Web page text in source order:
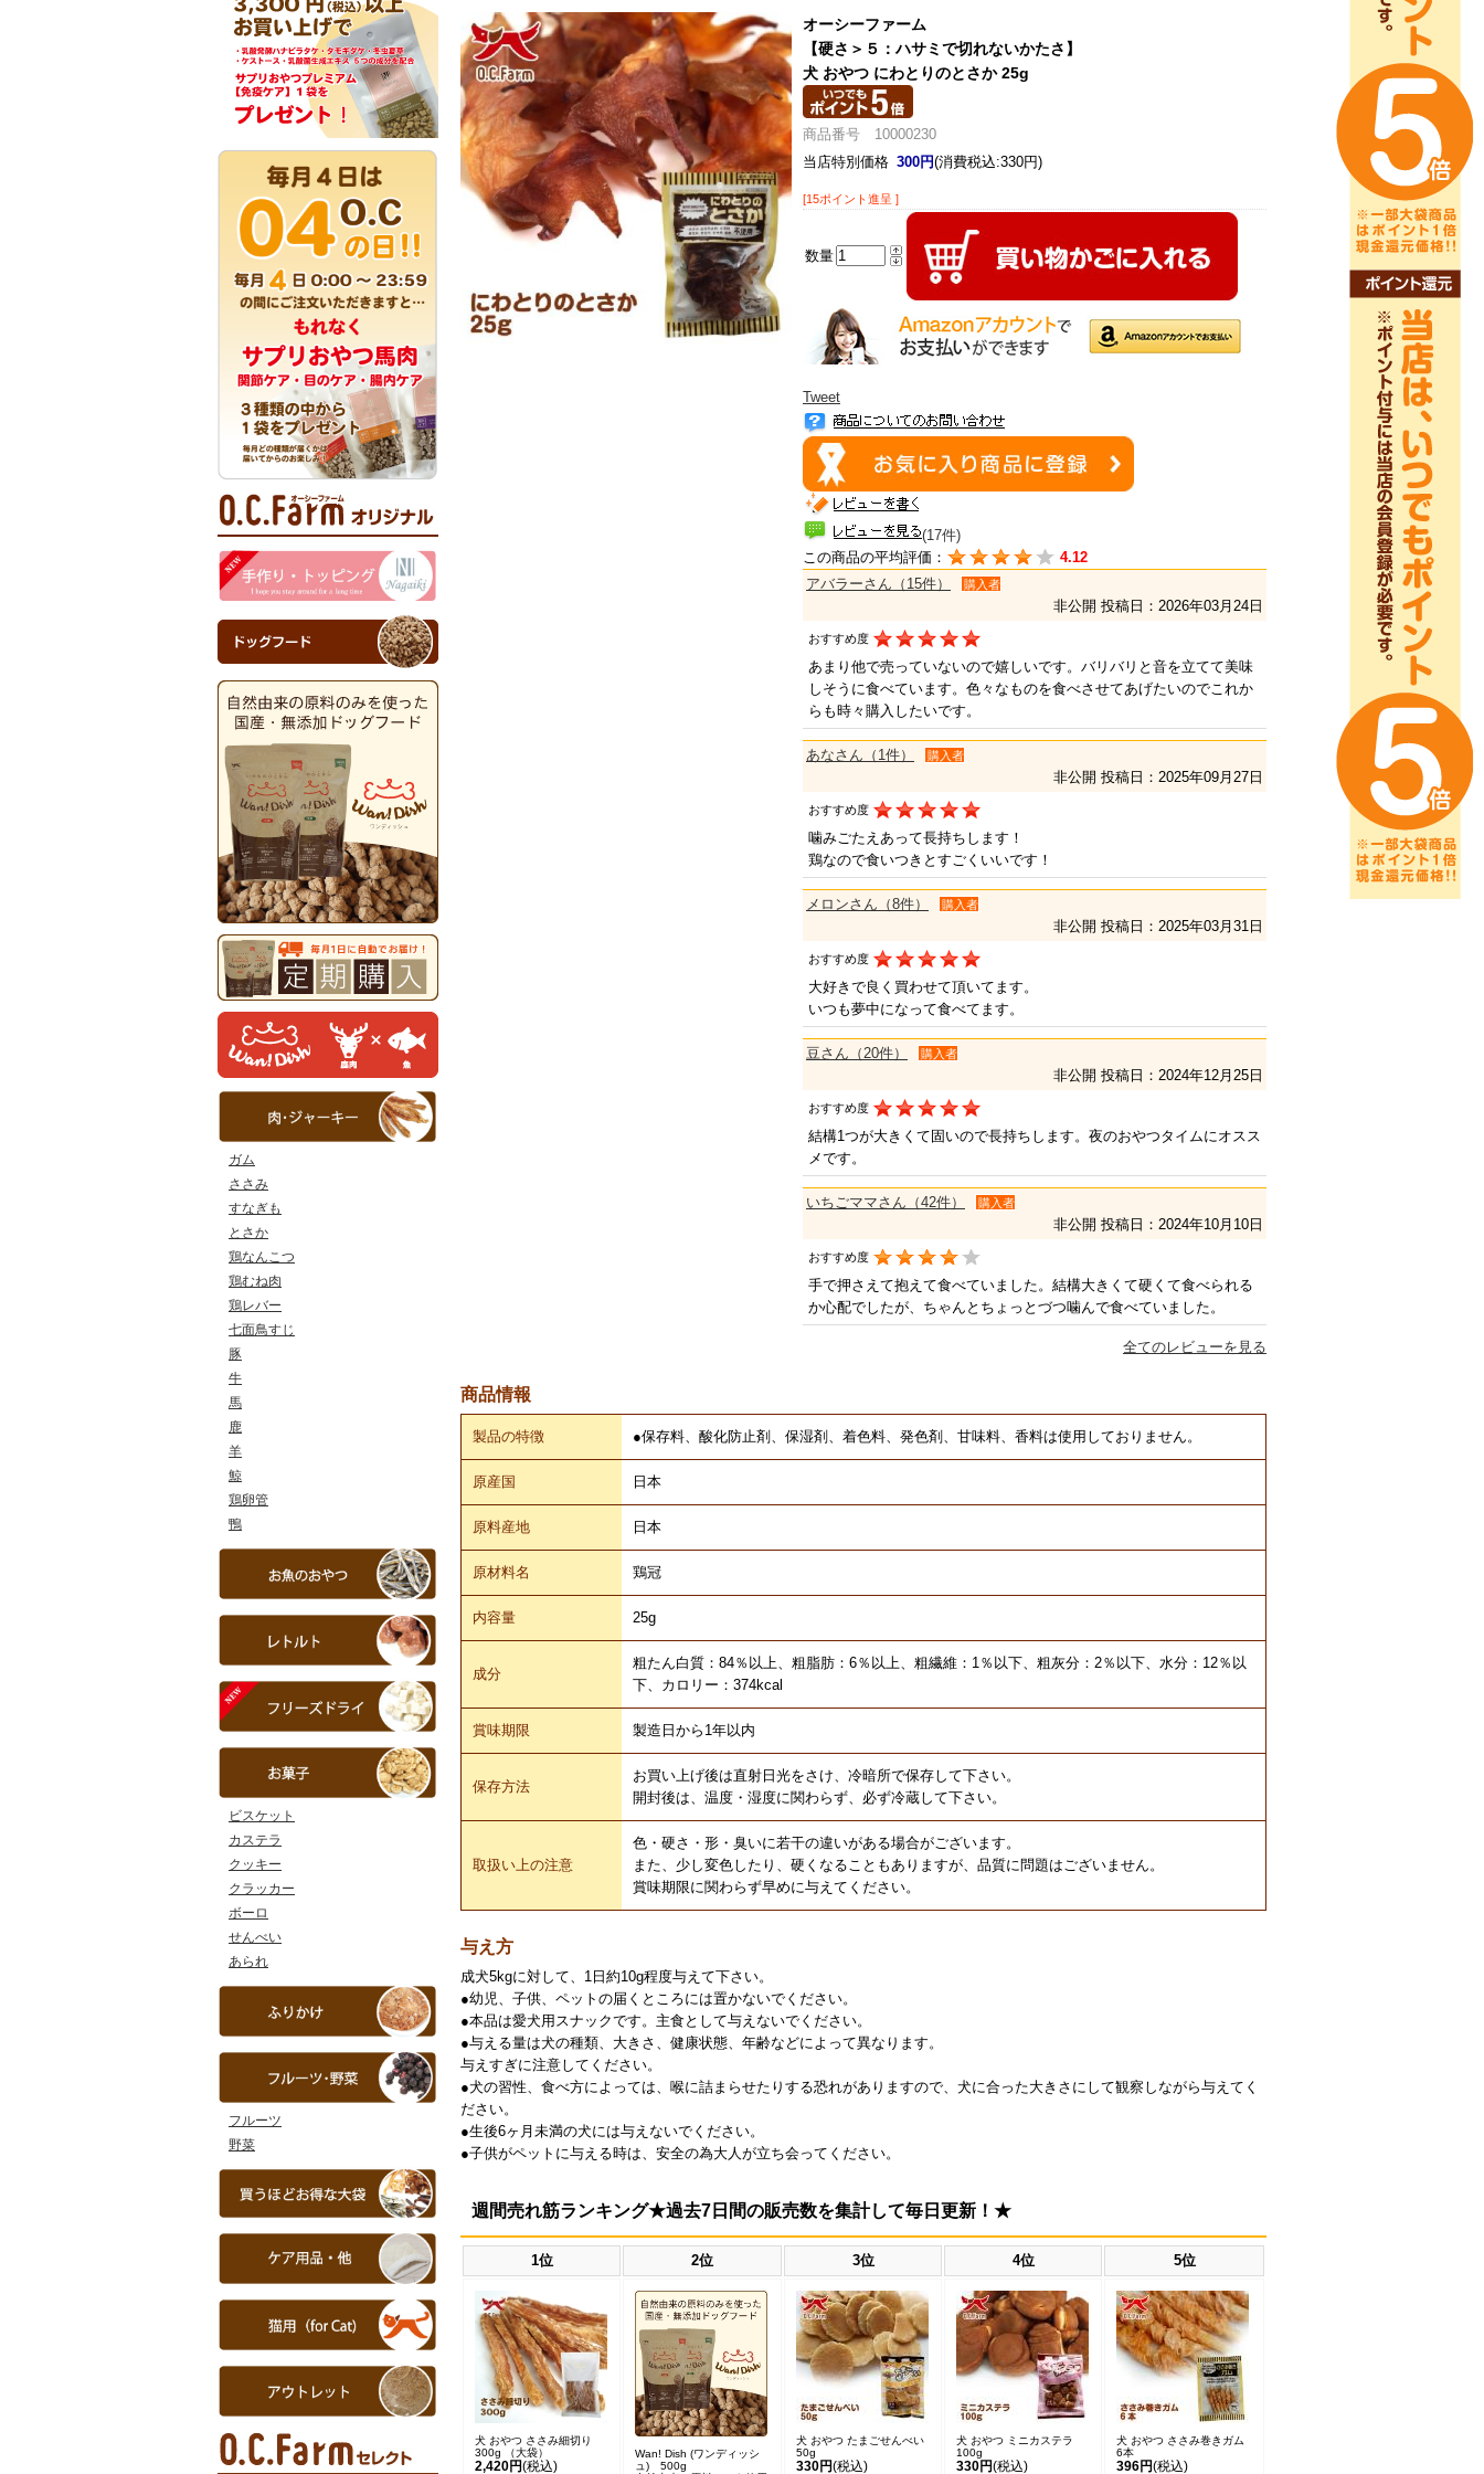
ガム
ささみ
すなぎも
とさか
鶏なんこつ
鶏むね肉
鶏レバー
七面鳥すじ
豚
牛
馬
鹿
羊
鯨
鶏卵管
鴨
ビスケット
カステラ
クッキー
クラッカー
ボーロ
せんべい
あられ
フルーツ
野菜
オーシーファーム
【硬さ＞５：ハサミで切れないかたさ】
犬 おやつ にわとりのとさか 25g
商品番号 10000230
当店特別価格 300円(消費税込:330円)
[15ポイント進呈 ]
数量
Tweet
(17件)
この商品の平均評価：
4.12
アバラーさん（15件）
購入者
非公開 投稿日：2026年03月24日
おすすめ度
あまり他で売っていないので嬉しいです。バリバリと音を立てて美味
しそうに食べています。色々なものを食べさせてあげたいのでこれか
らも時々購入したいです。
あなさん（1件） 購入者
非公開 投稿日：2025年09月27日
おすすめ度
噛みごたえあって長持ちします！
鶏なので食いつきとすごくいいです！
メロンさん（8件） 購入者
非公開 投稿日：2025年03月31日
おすすめ度
大好きで良く買わせて頂いてます。
いつも夢中になって食べてます。
豆さん（20件） 購入者
非公開 投稿日：2024年12月25日
おすすめ度
結構1つが大きくて固いので長持ちします。夜のおやつタイムにオスス
メです。
いちごママさん（42件） 購入者
非公開 投稿日：2024年10月10日
おすすめ度
手で押さえて抱えて食べていました。結構大きくて硬くて食べられる
か心配でしたが、ちゃんとちょっとづつ噛んで食べていました。
全てのレビューを見る
商品情報
製品の特徴 ●保存料、酸化防止剤、保湿剤、着色料、発色剤、甘味料、香料は使用しておりません。
原産国 日本
原料産地 日本
原材料名 鶏冠
内容量 25g
成分
粗たん白質：84％以上、粗脂肪：6％以上、粗繊維：1％以下、粗灰分：2％以下、水分：12％以
下、カロリー：374kcal
賞味期限 製造日から1年以内
保存方法
お買い上げ後は直射日光をさけ、冷暗所で保存して下さい。
開封後は、温度・湿度に関わらず、必ず冷蔵して下さい。
取扱い上の注意
色・硬さ・形・臭いに若干の違いがある場合がございます。
また、少し変色したり、硬くなることもありますが、品質に問題はございません。
賞味期限に関わらず早めに与えてください。
与え方
成犬5kgに対して、1日約10g程度与えて下さい。
●幼児、子供、ペットの届くところには置かないでください。
●本品は愛犬用スナックです。主食として与えないでください。
●与える量は犬の種類、大きさ、健康状態、年齢などによって異なります。
与えすぎに注意してください。
●犬の習性、食べ方によっては、喉に詰まらせたりする恐れがありますので、犬に合った大きさにして観察しながら与えてく
ださい。
●生後6ヶ月未満の犬には与えないでください。
●子供がペットに与える時は、安全の為大人が立ち会ってください。
週間売れ筋ランキング★過去7日間の販売数を集計して毎日更新！★
1位 2位 3位 4位 5位
犬 おやつ ささみ細切り
300g （大袋）
2,420円(税込)
Wan! Dish (ワンディッシ
ュ) 500g
犬 おやつ たまごせんべい
50g
330円(税込)
犬 おやつ ミニカステラ
100g
330円(税込)
犬 おやつ ささみ巻きガム
6本
396円(税込)